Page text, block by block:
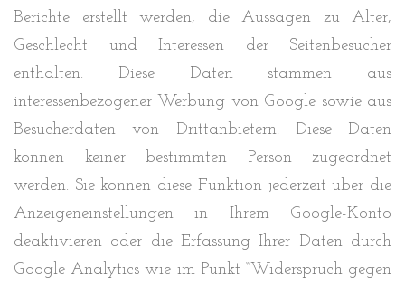
Berichte erstellt werden, die Aussagen zu Alter,
Geschlecht und Interessen der Seitenbesucher
enthalten. Diese Daten stammen aus
interessenbezogener Werbung von Google sowie aus
Besucherdaten von Drittanbietern. Diese Daten
können keiner bestimmten Person zugeordnet
werden. Sie können diese Funktion jederzeit über die
Anzeigeneinstellungen in Ihrem Google-Konto
deaktivieren oder die Erfassung Ihrer Daten durch
Google Analytics wie im Punkt “Widerspruch gegen